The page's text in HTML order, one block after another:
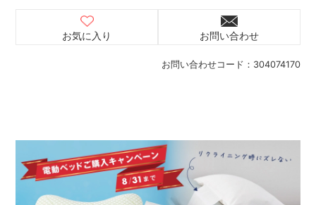
お問い合わせコード： 304074170
お気に入り お問い合わせ